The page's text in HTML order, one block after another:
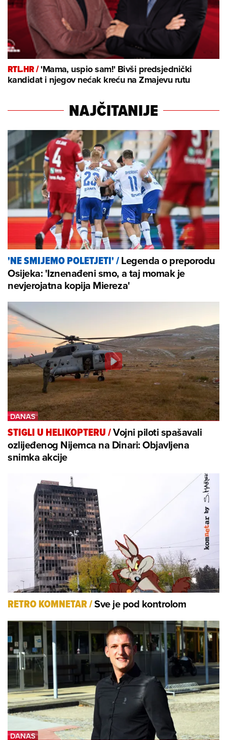
RTL.HR /'Mama, uspio sam!' Bivši predsjednički
kandidat i njegov nećak kreću na Zmajevu rutu
NAJČITANIJE
'NE SMIJEMO POLETJETI'/Legenda o preporodu
Osijeka: 'Iznenađeni smo, a taj momak je
nevjerojatna kopija Miereza'
STIGLI U HELIKOPTERU/Vojni piloti spašavali
ozlijeđenog Nijemca na Dinari: Objavljena
snimka akcije
RETRO KOMNETAR/Sve je pod kontrolom